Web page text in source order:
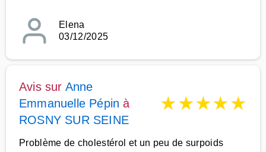
Elena
03/12/2025
Avis sur Anne
Emmanuelle Pépin à
ROSNY SUR SEINE
★★★★★
Problème de cholestérol et un peu de surpoids